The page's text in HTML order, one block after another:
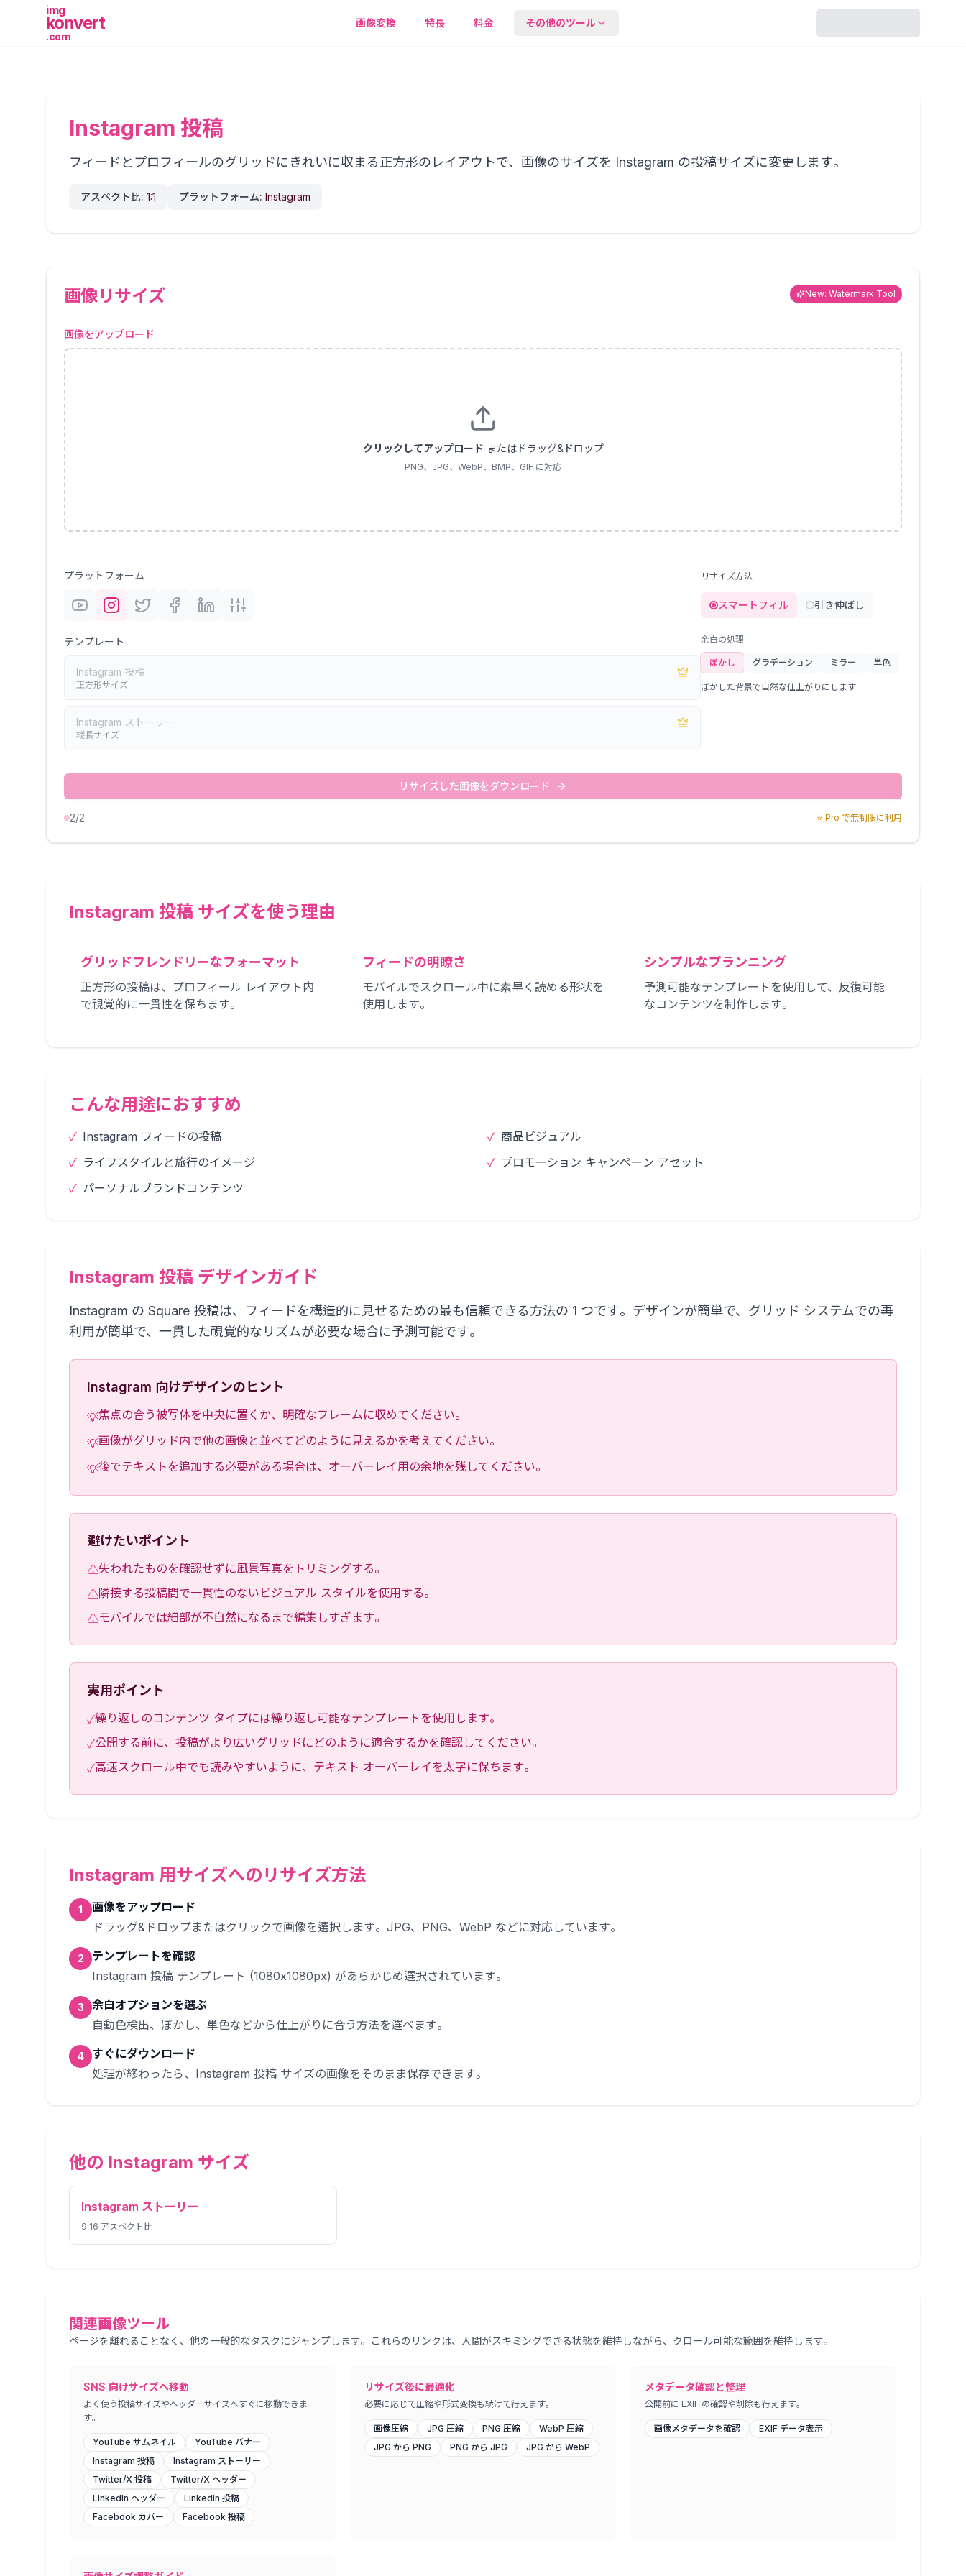
img
konvert
.com
画像変換 特長 料金 その他のツール
EXIF や位置情報など、画像
に含まれるメタデータを確
テキストやロゴの透かしを
画像に追加できます。
Instagram 投稿
フィードとプロフィールのグリッドにきれいに収まる正方形のレイアウトで、画像のサイズを Instagram の投稿サイズに変更します。
アスペクト比: 1:1 プラットフォーム: Instagram
画像リサイズ New: Watermark Tool
画像をアップロード
クリックしてアップロード またはドラッグ&ドロップ
PNG、JPG、WebP、BMP、GIF に対応
プラットフォーム
テンプレート
Instagram 投稿
正方形サイズ
Instagram ストーリー
縦長サイズ
リサイズ方法
スマートフィル 引き伸ばし
余白の処理
ぼかし グラデーション ミラー 単色
ぼかした背景で自然な仕上がりにします
リサイズした画像をダウンロード
2/2 ⭐ Pro で無制限に利用
Instagram 投稿 サイズを使う理由
グリッドフレンドリーなフォーマット
正方形の投稿は、プロフィール レイアウト内
で視覚的に一貫性を保ちます。
フィードの明瞭さ
モバイルでスクロール中に素早く読める形状を
使用します。
シンプルなプランニング
予測可能なテンプレートを使用して、反復可能
なコンテンツを制作します。
こんな用途におすすめ
✓ Instagram フィードの投稿 ✓ 商品ビジュアル
✓ ライフスタイルと旅行のイメージ ✓ プロモーション キャンペーン アセット
✓ パーソナルブランドコンテンツ
Instagram 投稿 デザインガイド
Instagram の Square 投稿は、フィードを構造的に見せるための最も信頼できる方法の 1 つです。デザインが簡単で、グリッド システムでの再
利用が簡単で、一貫した視覚的なリズムが必要な場合に予測可能です。
Instagram 向けデザインのヒント
💡焦点の合う被写体を中央に置くか、明確なフレームに収めてください。
💡画像がグリッド内で他の画像と並べてどのように見えるかを考えてください。
💡後でテキストを追加する必要がある場合は、オーバーレイ用の余地を残してください。
避けたいポイント
⚠失われたものを確認せずに風景写真をトリミングする。
⚠隣接する投稿間で一貫性のないビジュアル スタイルを使用する。
⚠モバイルでは細部が不自然になるまで編集しすぎます。
実用ポイント
✓繰り返しのコンテンツ タイプには繰り返し可能なテンプレートを使用します。
✓公開する前に、投稿がより広いグリッドにどのように適合するかを確認してください。
✓高速スクロール中でも読みやすいように、テキスト オーバーレイを太字に保ちます。
Instagram 用サイズへのリサイズ方法
1
画像をアップロード
ドラッグ&ドロップまたはクリックで画像を選択します。JPG、PNG、WebP などに対応しています。
2
テンプレートを確認
Instagram 投稿 テンプレート (1080x1080px) があらかじめ選択されています。
3
余白オプションを選ぶ
自動色検出、ぼかし、単色などから仕上がりに合う方法を選べます。
4
すぐにダウンロード
処理が終わったら、Instagram 投稿 サイズの画像をそのまま保存できます。
他の Instagram サイズ
Instagram ストーリー
9:16 アスペクト比
関連画像ツール
ページを離れることなく、他の一般的なタスクにジャンプします。これらのリンクは、人間がスキミングできる状態を維持しながら、クロール可能な範囲を維持します。
SNS 向けサイズへ移動
よく使う投稿サイズやヘッダーサイズへすぐに移動できま
す。
YouTube サムネイル
YouTube バナー
Instagram 投稿
Instagram ストーリー
Twitter/X 投稿
Twitter/X ヘッダー
LinkedIn ヘッダー
LinkedIn 投稿
Facebook カバー
Facebook 投稿
リサイズ後に最適化
必要に応じて圧縮や形式変換も続けて行えます。
画像圧縮 JPG 圧縮 PNG 圧縮
WebP 圧縮
JPG から PNG
PNG から JPG JPG から WebP
メタデータ確認と整理
公開前に EXIF の確認や削除も行えます。
画像メタデータを確認 EXIF データ表示